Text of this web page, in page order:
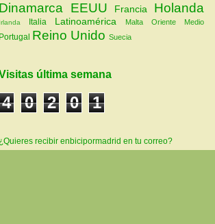
Dinamarca EEUU Francia Holanda
Irlanda Italia Latinoamérica Malta Oriente Medio
Portugal Reino Unido Suecia
última semana
4 0 2 0 1
recibir enbicipormadrid en tu correo?